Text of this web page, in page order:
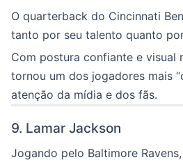
O quarterback do Cincinnati
tanto por seu talento quanto
Com postura confiante e visual
tornou um dos jogadores mais
atenção da mídia e dos fãs.
9. Lamar Jackson
Jogando pelo Baltimore